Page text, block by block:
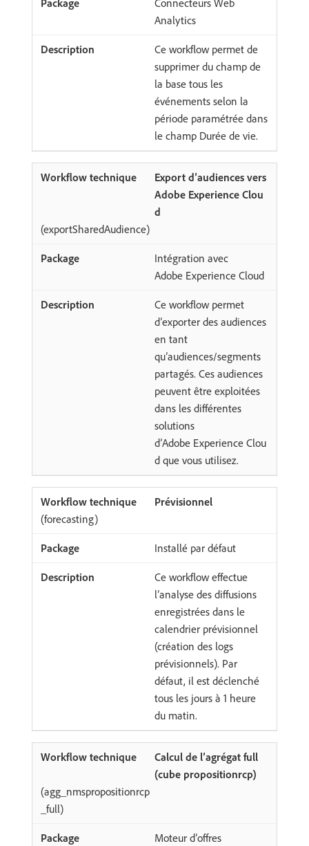
Connecteurs Web
Analytics
Ce workflow permet de
supprimer du champ de
la base tous les
événements selon la
période paramétrée dans
le champ Durée de vie.
Export d’audiences vers
Adobe Experience Clou
d
(exportSharedAudience)
Intégration avec
Adobe Experience Cloud
Ce workflow permet
d’exporter des audiences
en tant
qu’audiences/segments
partagés. Ces audiences
peuvent être exploitées
dans les différentes
solutions
d’Adobe Experience Clou
d que vous utilisez.
Prévisionnel
(forecasting)
Installé par défaut
Ce workflow effectue
l’analyse des diffusions
enregistrées dans le
calendrier prévisionnel
(création des logs
prévisionnels). Par
défaut, il est déclenché
tous les jours à 1 heure
du matin.
Calcul de l’agrégat full
(cube propositionrcp)
(agg_nmspropositionrcp
_full)
Moteur d’offres